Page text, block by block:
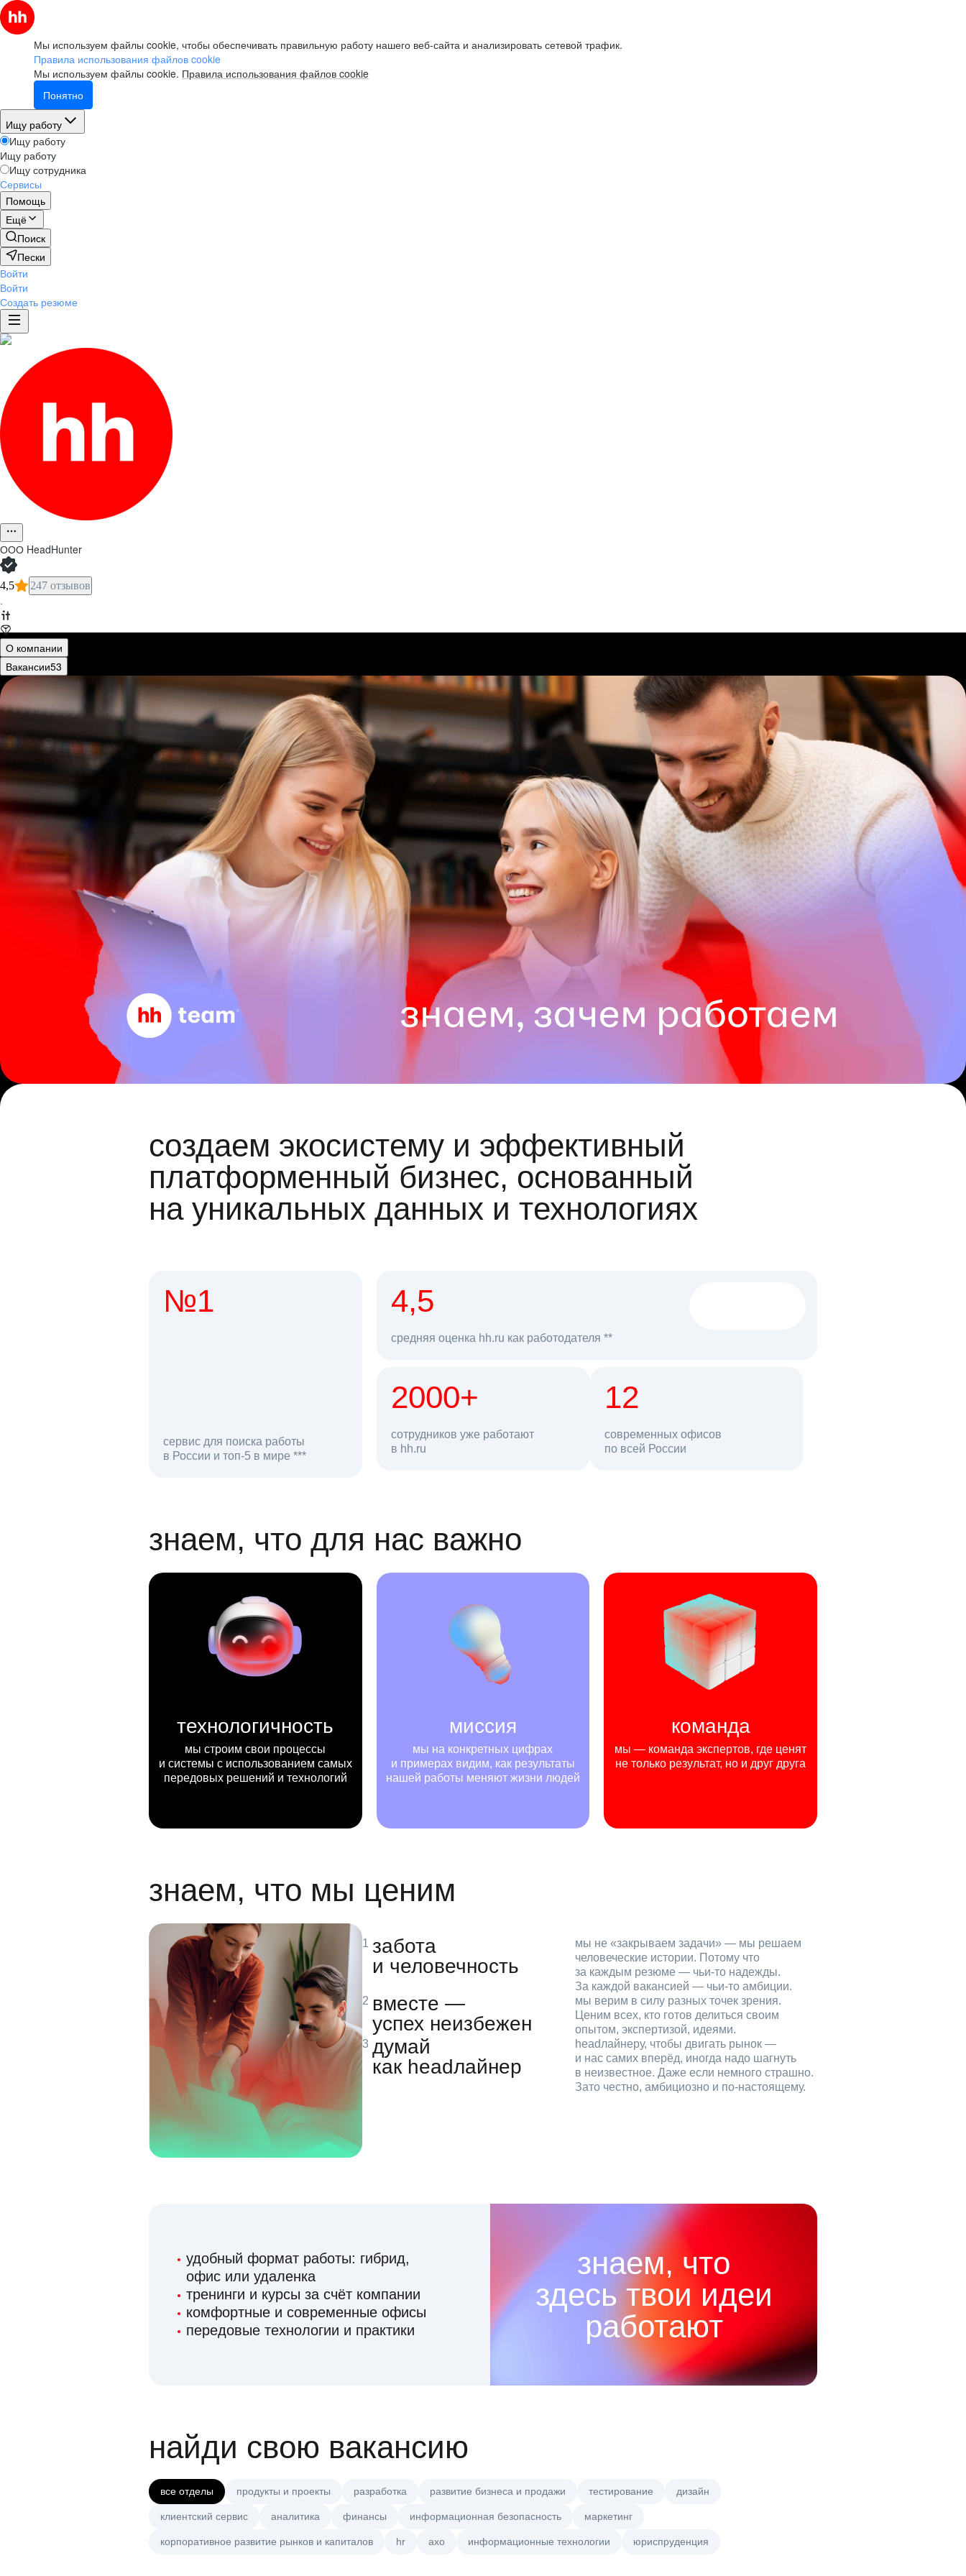
Мы используем файлы cookie, чтобы обеспечивать правильную работу нашего веб-сайта и анализировать сетевой трафик.
Правила использования файлов cookie
Мы используем файлы cookie. Правила использования файлов cookie
Понятно
Ищу работу
Ищу работу
Ищу работу
Ищу сотрудника
Сервисы
Помощь
Ещё
Поиск
Пески
Войти
Войти
Создать резюме
ООО HeadHunter
4,5 247 отзывов
·
О компании
Вакансии53
создаем экосистему и эффективный
платформенный бизнес, основанный
на уникальных данных и технологиях
№1
сервис для поиска работы
в России и топ-5 в мире ***
откликов на вакансии
4,5
средняя оценка hh.ru как работодателя **
2000+
сотрудников уже работают
в hh.ru
68 млн 12
современных офисов
по всей Россиипользователей в день
знаем, что для нас важно
технологичность
мы строим свои процессы
и системы с использованием самых
передовых решений и технологий
миссия
мы на конкретных цифрах
и примерах видим, как результаты
нашей работы меняют жизни людей
команда
мы — команда экспертов, где ценят
не только результат, но и друг друга
знаем, что мы ценим
забота
и человечность
мы не «закрываем задачи» — мы решаем
человеческие истории. Потому что
за каждым резюме — чьи‑то надежды.
За каждой вакансией — чьи‑то амбиции.
вместе —
успех неизбежен
мы верим в силу разных точек зрения.
Ценим всех, кто готов делиться своим
опытом, экспертизой, идеями.
думай
как headлайнер
headлайнеру, чтобы двигать рынок —
и нас самих вперёд, иногда надо шагнуть
в неизвестное. Даже если немного страшно.
Зато честно, амбициозно и по‑настоящему.
удобный формат работы: гибрид,
офис или удаленка
тренинги и курсы за счёт компании
комфортные и современные офисы
передовые технологии и практики
знаем, что
здесь твои идеи
работают
найди свою вакансию
все отделы продукты и проекты разработка развитие бизнеса и продажи тестирование дизайн
клиентский сервис аналитика финансы информационная безопасность маркетинг
корпоративное развитие рынков и капиталов hr axo информационные технологии юриспруденция